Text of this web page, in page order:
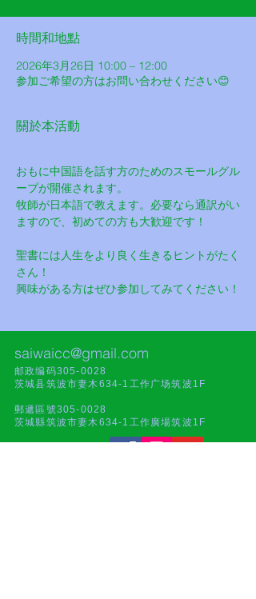
時間和地點
2026年3月26日 10:00 – 12:00
参加ご希望の方はお問い合わせください😊
關於本活動
おもに中国語を話す方のためのスモールグル
ープが開催されます。
牧師が日本語で教えます。必要なら通訳がい
ますので、初めての方も大歓迎です！
聖書には人生をより良く生きるヒントがたく
さん！
興味がある方はぜひ参加してみてください！
saiwaicc@gmail.com
邮政编码305-0028
茨城县筑波市妻木634-1工作广场筑波1F
郵遞區號305-0028
茨城縣筑波市妻木634-1工作廣場筑波1F